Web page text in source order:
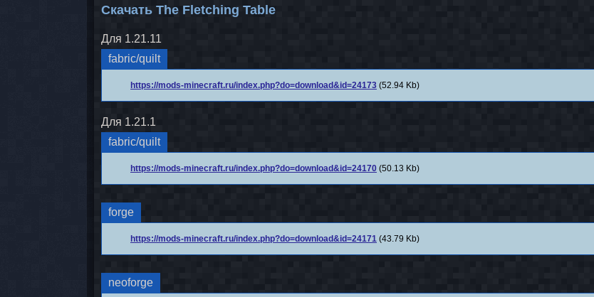
Скачать The Fletching Table
Для 1.21.11
fabric/quilt
https://mods-minecraft.ru/index.php?do=download&id=24173 (52.94 Kb)
Для 1.21.1
fabric/quilt
https://mods-minecraft.ru/index.php?do=download&id=24170 (50.13 Kb)
forge
https://mods-minecraft.ru/index.php?do=download&id=24171 (43.79 Kb)
neoforge